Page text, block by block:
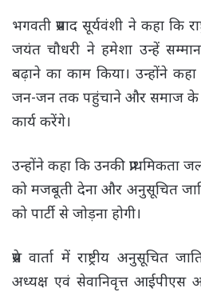
भगवती प्रसाद सूर्यवंशी ने कहा कि
जयंत चौधरी ने हमेशा उन्हें
बढ़ाने का काम किया। उन्होंने कहा
जन-जन तक पहुंचाने और समाज के
कार्य करेंगे।
उन्होंने कहा कि उनकी प्राथमिकता
को मजबूती देना और अनुसूचित
को पार्टी से जोड़ना होगी।
प्रेस वार्ता में राष्ट्रीय अनुसूचित
अध्यक्ष एवं सेवानिवृत्त आईपीएस